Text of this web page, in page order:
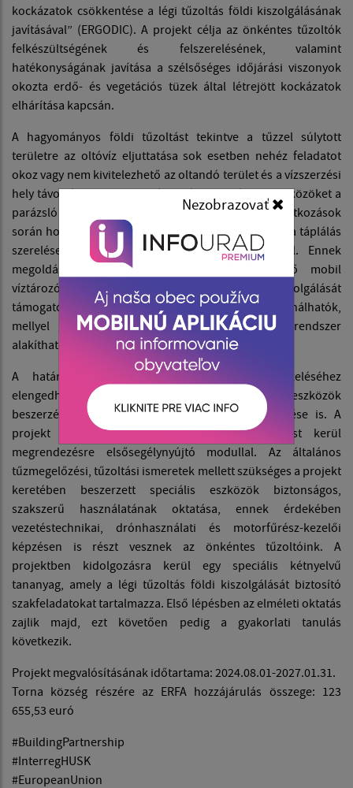
Nezobrazovať
kockázatok csökkentése a légi tűzoltás földi kiszolgálásának
javításával” (ERGODIC). A projekt célja az önkéntes tűzoltók
felkészültségének és felszerelésének, valamint
hatékonyságának javítása a szélsőséges időjárási viszonyok
okozta erdő- és vegetációs tüzek által létrejött kockázatok
elhárítása kapcsán.
A hagyományos földi tűzoltást tekintve a tűzzel súlytott
területre az oltóvíz eljuttatása sok esetben nehéz feladatot
okoz vagy nem kivitelezhető az oltandó terület és a vízszerzési
hely távolsága miatt. Az oltás során használatos eszközöket a
parázsló területek is gyakran károsítják. A beavatkozások
során hosszabb időt vesz igénybe az alapvezeték és a táplálás
szerelése, emellett emberi erőforrást is igényel. Ennek
megoldásául a projekt keretében beszerzendő mobil
víztározó medencék és a légi tűzoltás földi kiszolgálását
támogató kiegészítő eszközök hatékonyan használhatók,
mellyel gyors és költségtakarékos beavatkozási rendszer
alakítható ki.
A határon átnyúló katasztrófakockázatok kezeléséhez
elengedhetetlen a megfelelő felszerelések, eszközök
beszerzése mellett a humán kapacitások fejlesztése is. A
projekt keretein belül tűzoltó szakmai képzést kerül
megrendezésre elsősegélynyújtó modullal. Az általános
tűzmegelőzési, tűzoltási ismeretek mellett szükséges a projekt
keretében beszerzett speciális eszközök biztonságos,
szakszerű használatának oktatása, ennek érdekében
vezetéstechnikai, drónhasználati és motorfűrész-kezelői
képzésen is részt vesznek az önkéntes tűzoltóink. A
projektben kidolgozásra kerül egy speciális kétnyelvű
tananyag, amely a légi tűzoltás földi kiszolgálását biztosító
szakfeladatokat tartalmazza. Első lépésben az elméleti oktatás
zajlik majd, ezt követően pedig a gyakorlati tanulás
következik.
Projekt megvalósításának időtartama: 2024.08.01-2027.01.31.
Torna község részére az ERFA hozzájárulás összege: 123
655,53 euró
#BuildingPartnership
#InterregHUSK
#EuropeanUnion